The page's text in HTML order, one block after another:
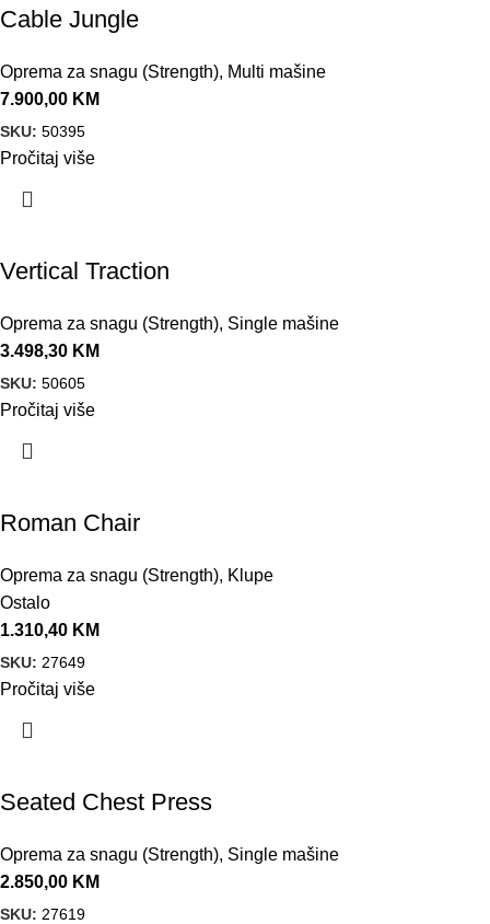
Cable Jungle
Oprema za snagu (Strength), Multi mašine
7.900,00 KM
SKU: 50395
Pročitaj više
Vertical Traction
Oprema za snagu (Strength), Single mašine
3.498,30 KM
SKU: 50605
Pročitaj više
Roman Chair
Oprema za snagu (Strength), Klupe
Ostalo
1.310,40 KM
SKU: 27649
Pročitaj više
Seated Chest Press
Oprema za snagu (Strength), Single mašine
2.850,00 KM
SKU: 27619